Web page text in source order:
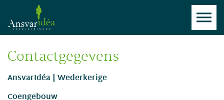
Contactgegevens
AnsvarIdéa | Wederkerige
Coengebouw